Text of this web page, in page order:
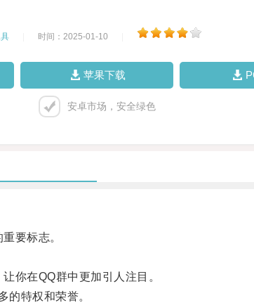
时间：2025-01-10
苹果下载
安卓市场，安全绿色
要标志。
你在QQ群中更加引人注目。
特权和荣誉。